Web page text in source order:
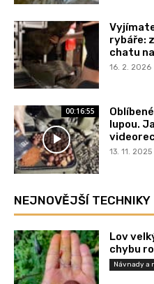
rybáře:
chatu
16. 2. 2026
00:16:55
lupou.
13. 11. 2025
NEJNOVĚJŠÍ TECHNIKY
Lov
chybu
Návnady a